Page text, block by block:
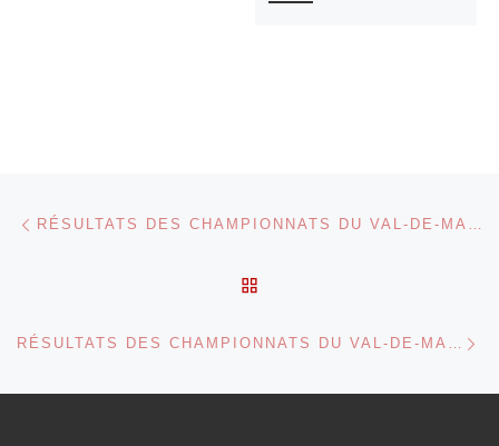
Parcourir les articles RÉSULTATS DES CHAMPIONNATS DU VAL-DE-MARNE PAR ÉQUIPE CADETTES ET CADETS
RÉSULTATS DES CHAMPIONNATS DU VAL-DE-MARNE JUNIORS